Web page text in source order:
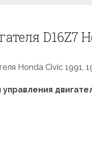
D16Z7
Honda Civic 1991,